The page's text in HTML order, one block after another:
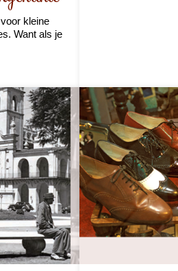
kleine
Want als je